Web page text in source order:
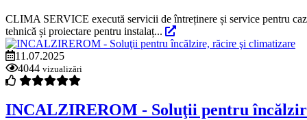
CLIMA SERVICE execută servicii de întreținere și service pentru
tehnică și proiectare pentru instalaț...
11.07.2025
4044 vizualizări
INCALZIREROM - Soluţii pentru